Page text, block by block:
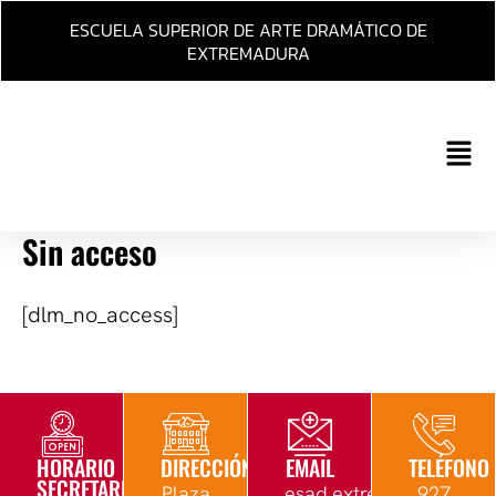
Ir
ESCUELA SUPERIOR DE ARTE DRAMÁTICO DE
EXTREMADURA
Main
Sin acceso
[dlm_no_access]
HORARIO
SECRETARÍA
DIRECCIÓN EMAIL TELÉFONO